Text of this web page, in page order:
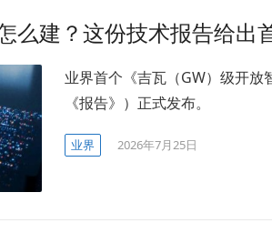
么建？这份技术报告给出
业界首个《吉瓦（GW）级开
《报告》）正式发布。
业界 2026年7月25日